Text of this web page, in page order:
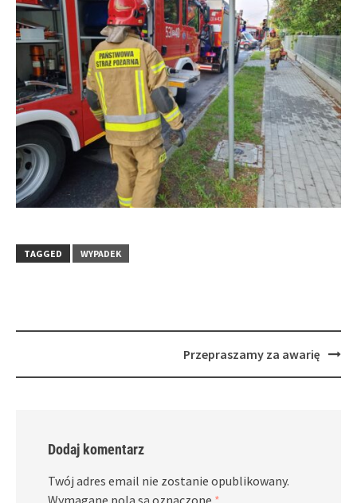
TAGGED WYPADEK
Przepraszamy za awarię
Dodaj komentarz
Twój adres email nie zostanie opublikowany.